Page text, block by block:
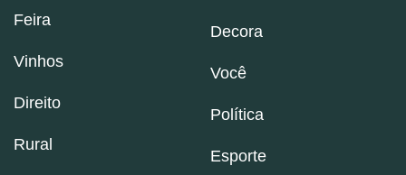
Feira
Vinhos
Direito
Rural
Decora
Você
Política
Esporte